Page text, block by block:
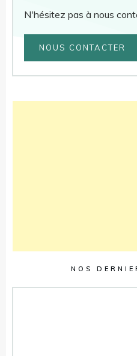
N'hésitez pas à nous
NOUS CONTACTER
NOS